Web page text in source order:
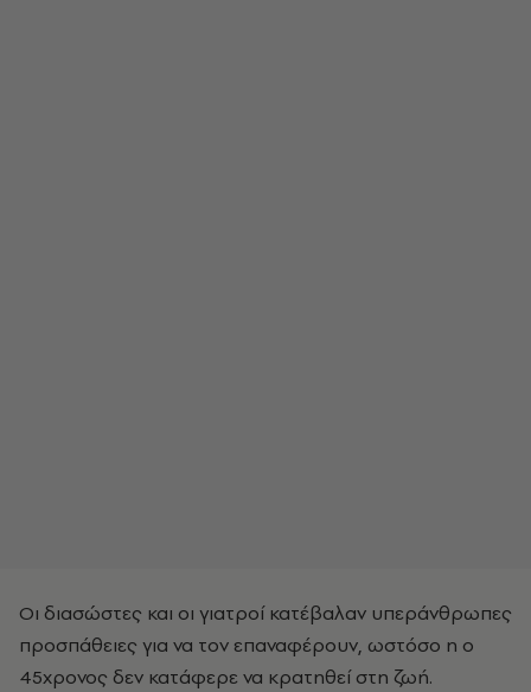
Οι διασώστες και οι γιατροί κατέβαλαν υπεράνθρωπες
προσπάθειες για να τον επαναφέρουν, ωστόσο η ο
45χρονος δεν κατάφερε να κρατηθεί στη ζωή.